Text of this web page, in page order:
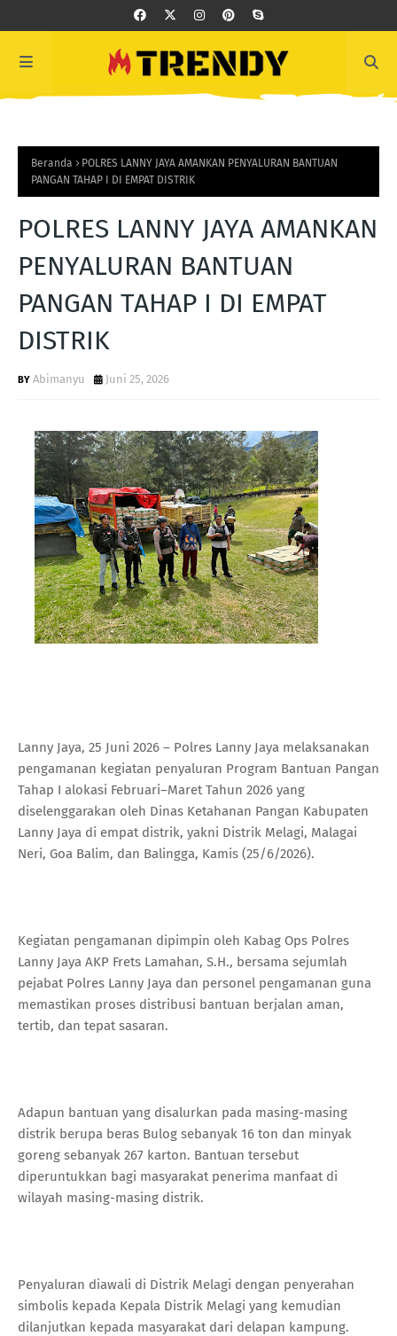
Beranda
POLRES LANNY JAYA AMANKAN PENYALURAN BANTUAN
PANGAN TAHAP I DI EMPAT DISTRIK
POLRES LANNY JAYA AMANKAN
PENYALURAN BANTUAN
PANGAN TAHAP I DI EMPAT
DISTRIK
Abimanyu Juni 25, 2026
Lanny Jaya, 25 Juni 2026 – Polres Lanny Jaya melaksanakan
pengamanan kegiatan penyaluran Program Bantuan Pangan
Tahap I alokasi Februari–Maret Tahun 2026 yang
diselenggarakan oleh Dinas Ketahanan Pangan Kabupaten
Lanny Jaya di empat distrik, yakni Distrik Melagi, Malagai
Neri, Goa Balim, dan Balingga, Kamis (25/6/2026).
Kegiatan pengamanan dipimpin oleh Kabag Ops Polres
Lanny Jaya AKP Frets Lamahan, S.H., bersama sejumlah
pejabat Polres Lanny Jaya dan personel pengamanan guna
memastikan proses distribusi bantuan berjalan aman,
tertib, dan tepat sasaran.
Adapun bantuan yang disalurkan pada masing-masing
distrik berupa beras Bulog sebanyak 16 ton dan minyak
goreng sebanyak 267 karton. Bantuan tersebut
diperuntukkan bagi masyarakat penerima manfaat di
wilayah masing-masing distrik.
Penyaluran diawali di Distrik Melagi dengan penyerahan
simbolis kepada Kepala Distrik Melagi yang kemudian
dilanjutkan kepada masyarakat dari delapan kampung.